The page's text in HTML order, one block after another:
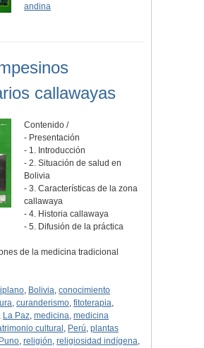
andina
callawayas
Contenido /
- Presentación
- 1. Introducción
- 2. Situación de salud en
Bolivia
- 3. Características de la zona
callawaya
- 4. Historia callawaya
- 5. Difusión de la práctica
de la medicina tradicional
, Bolivia, conocimiento
, curanderismo, fitoterapia,
, La Paz, medicina, medicina
cultural , Perú, plantas
Puno, religión, religiosidad indígena,